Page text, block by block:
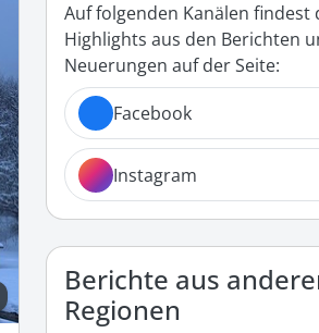
Auf folgenden Kanälen findest
Highlights aus den Berichten
Neuerungen auf der Seite:
Facebook
Instagram
Berichte aus
Regionen